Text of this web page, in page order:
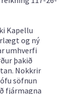
Kapellu
og ný
umhverfi
þakið
Nokkrir
söfnun
fjármagna